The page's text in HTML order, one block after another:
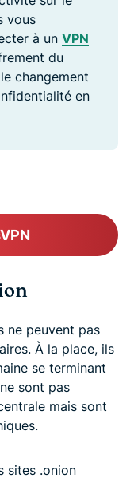
vous
à un VPN
du
changement
en
ne peuvent pas
À la place, ils
se terminant
sont pas
mais sont
sites .onion